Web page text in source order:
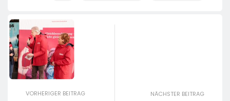
VORHERIGER BEITRAG NÄCHSTER BEITRAG